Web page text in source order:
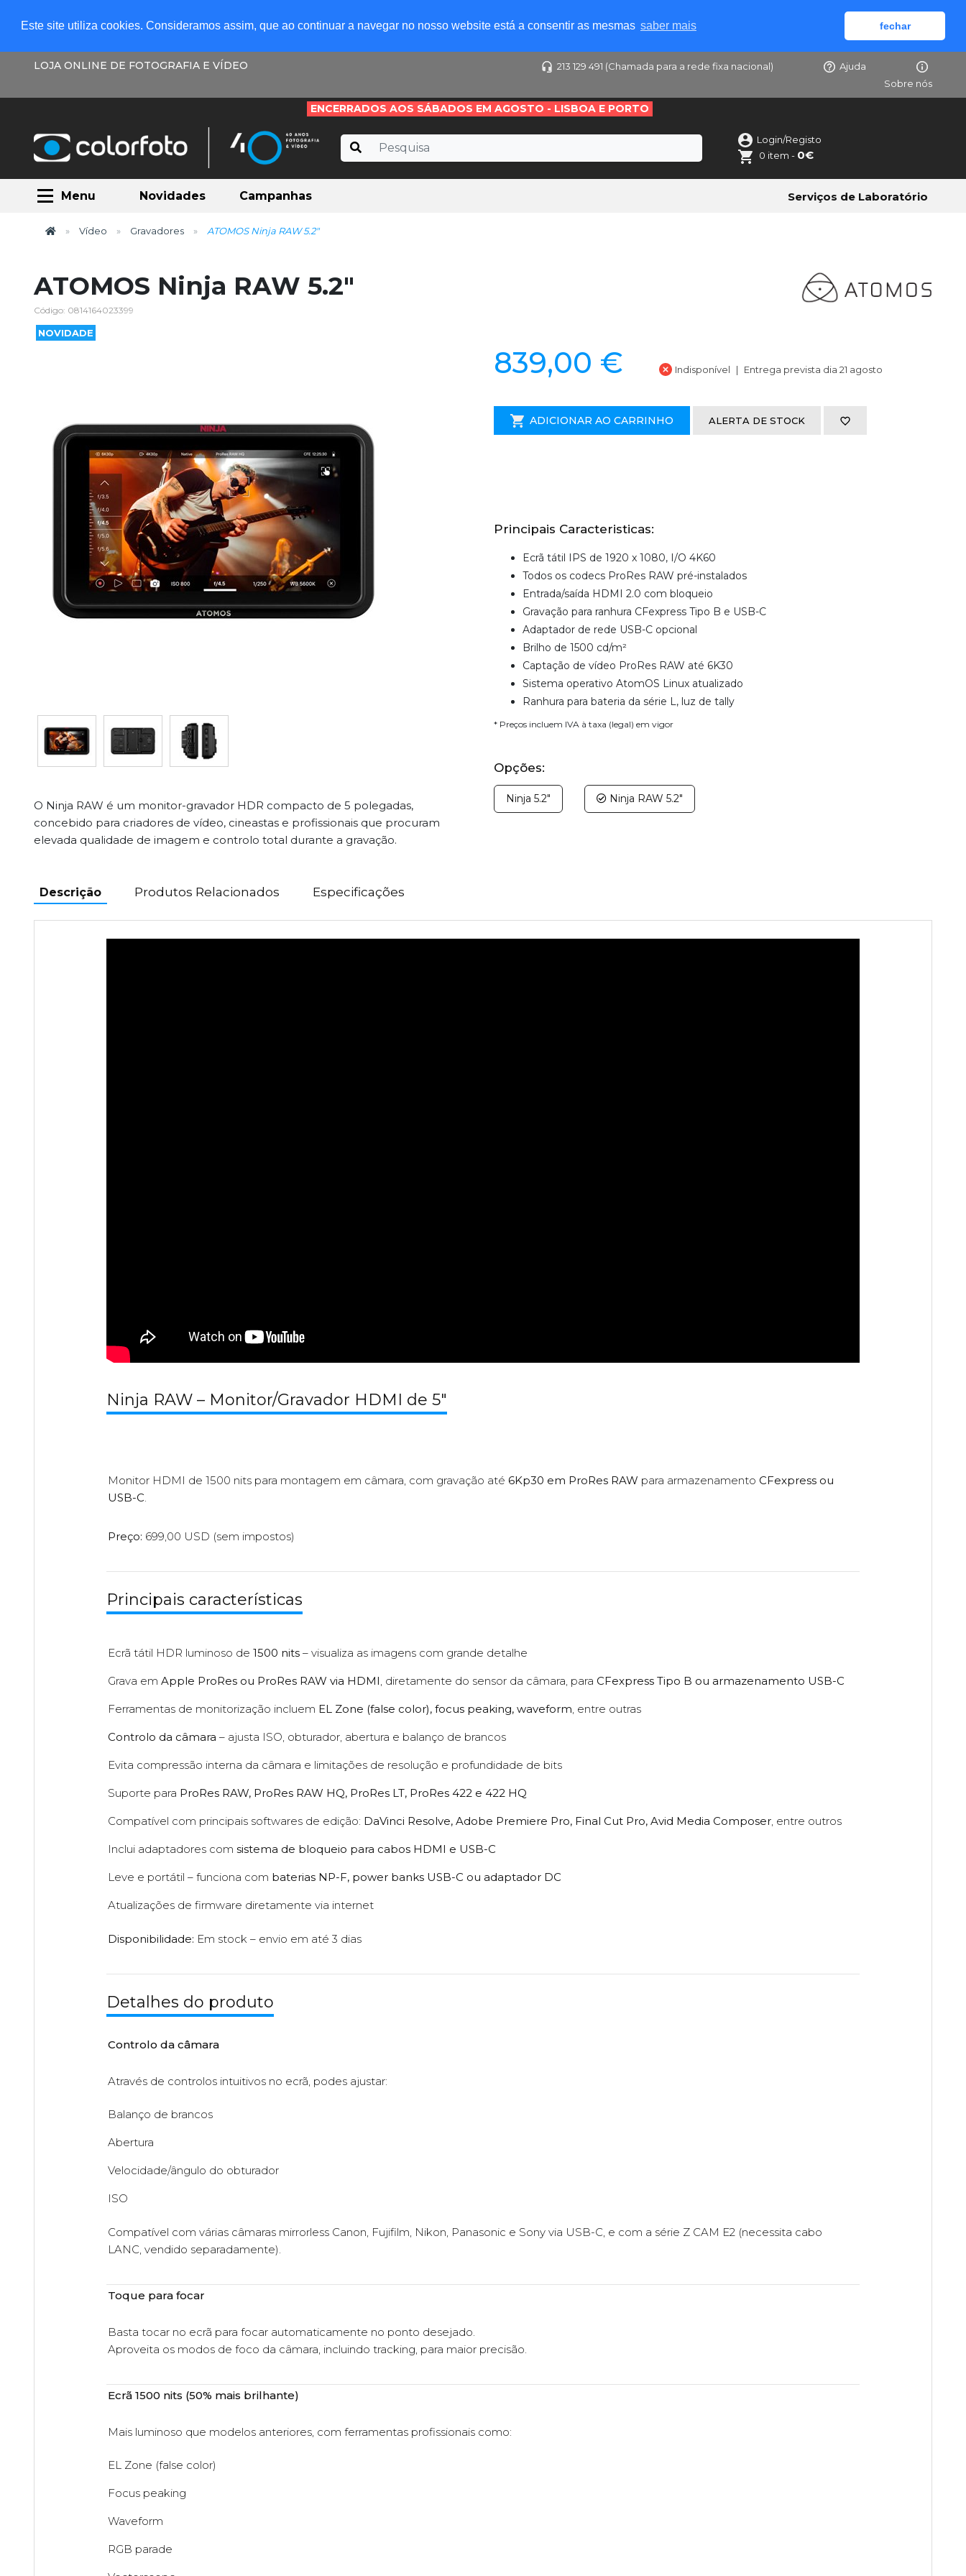
Este site utiliza cookies. Consideramos assim, que ao continuar a navegar no nosso website está a consentir as mesmas saber mais fechar
LOJA ONLINE DE FOTOGRAFIA E VÍDEO 213 129 491 (Chamada para a rede fixa nacional)
Ajuda
Sobre nós
ENCERRADOS AOS SÁBADOS EM AGOSTO - LISBOA E PORTO
Login/Registo
0 item - 0€
Menu Novidades Campanhas Serviços de Laboratório
Vídeo Gravadores ATOMOS Ninja RAW 5.2"
ATOMOS Ninja RAW 5.2"
Código: 0814164023399
NOVIDADE
O Ninja RAW é um monitor-gravador HDR compacto de 5 polegadas,
concebido para criadores de vídeo, cineastas e profissionais que procuram
elevada qualidade de imagem e controlo total durante a gravação.
839,00 € Indisponível Entrega prevista dia 21 agosto
ADICIONAR AO CARRINHO ALERTA DE STOCK
Principais Caracteristicas:
Ecrã tátil IPS de 1920 x 1080, I/O 4K60
Todos os codecs ProRes RAW pré-instalados
Entrada/saída HDMI 2.0 com bloqueio
Gravação para ranhura CFexpress Tipo B e USB-C
Adaptador de rede USB-C opcional
Brilho de 1500 cd/m²
Captação de vídeo ProRes RAW até 6K30
Sistema operativo AtomOS Linux atualizado
Ranhura para bateria da série L, luz de tally
* Preços incluem IVA à taxa (legal) em vigor
Opções:
Ninja 5.2" Ninja RAW 5.2"
Descrição Produtos Relacionados Especificações
Ninja RAW – Monitor/Gravador HDMI de 5"
Monitor HDMI de 1500 nits para montagem em câmara, com gravação até 6Kp30 em ProRes RAW para armazenamento CFexpress ou
USB-C.
Preço: 699,00 USD (sem impostos)
Principais características
Ecrã tátil HDR luminoso de 1500 nits– visualiza as imagens com grande detalhe
Grava em Apple ProRes ou ProRes RAW via HDMI, diretamente do sensor da câmara, para CFexpress Tipo B ou armazenamento USB-C
Ferramentas de monitorização incluem EL Zone (false color), focus peaking, waveform, entre outras
Controlo da câmara – ajusta ISO, obturador, abertura e balanço de brancos
Evita compressão interna da câmara e limitações de resolução e profundidade de bits
Suporte para ProRes RAW, ProRes RAW HQ, ProRes LT, ProRes 422 e 422 HQ
Compatível com principais softwares de edição: DaVinci Resolve, Adobe Premiere Pro, Final Cut Pro, Avid Media Composer, entre outros
Inclui adaptadores com sistema de bloqueio para cabos HDMI e USB-C
Leve e portátil – funciona com baterias NP-F, power banks USB-C ou adaptador DC
Atualizações de firmware diretamente via internet
Disponibilidade: Em stock – envio em até 3 dias
Detalhes do produto
Controlo da câmara
Através de controlos intuitivos no ecrã, podes ajustar:
Balanço de brancos
Abertura
Velocidade/ângulo do obturador
ISO
Compatível com várias câmaras mirrorless Canon, Fujifilm, Nikon, Panasonic e Sony via USB-C, e com a série Z CAM E2 (necessita cabo
LANC, vendido separadamente).
Toque para focar
Basta tocar no ecrã para focar automaticamente no ponto desejado.
Aproveita os modos de foco da câmara, incluindo tracking, para maior precisão.
Ecrã 1500 nits (50% mais brilhante)
Mais luminoso que modelos anteriores, com ferramentas profissionais como:
EL Zone (false color)
Focus peaking
Waveform
RGB parade